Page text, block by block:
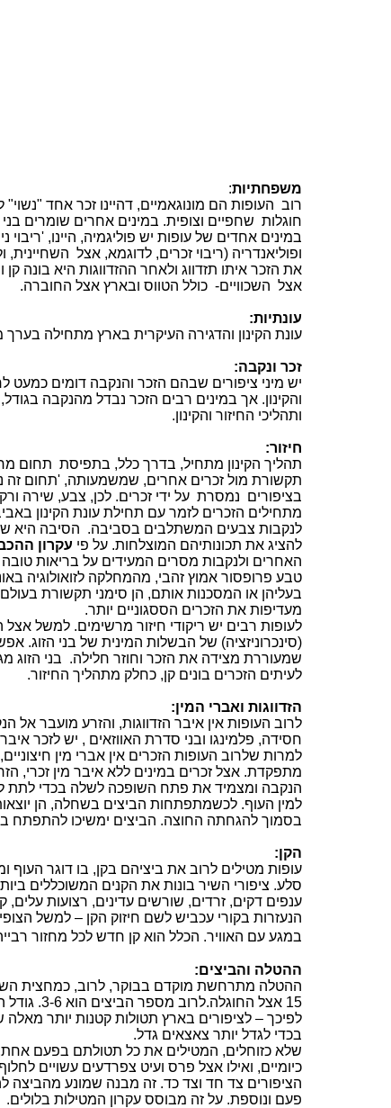
משפחתיות:
רוב העופות הם מונוגאמיים, דהיינו זכר אחד
חוגלות שחפיים וצופית. במינים אחרים שומרים
במינים אחדים של עופות יש פוליגמיה, היינו,
ופוליאנדריה (ריבוי זכרים, לדוגמא, אצל השחיינית,
את הזכר איתו תזדווג ולאחר ההזדווגות היא
אצל השכוויים- כולל הטווס ובארץ אצל החוברה.
עונתיות:
עונת הקינון והדגירה העיקרית בארץ מתחילה בערך
זכר ונקבה:
יש מיני ציפורים שבהם הזכר והנקבה דומים
והקינון. אך במינים רבים הזכר נבדל מהנקבה
ותהליכי החיזור והקינון.
חיזור:
תהליך הקינון מתחיל, בדרך כלל, בתפיסת תחום
תקשורת מול זכרים אחרים, שמשמעותה, 'תחום זה
בציפורים נמסרת על ידי זכרים. לכן, צבע, שירה
מתחילים הזכרים לזמר עם תחילת עונת הקינון
לנקבות צבעים המשתלבים בסביבה. הסיבה היא
להציג את תכונותיהם המוצלחות. על פי עקרון
האחרים ולנקבות מסרים המעידים על בריאות טובה
טבע פרופסור אמוץ זהבי, מהמחלקה לזואולוגיה
בעליהן או המסכנות אותם, הן סימני תקשורת
מעדיפות את הזכרים הססגוניים יותר.
לעופות רבים יש ריקודי חיזור מרשימים. למשל אצל
(סינכרוניזציה) של הבשלות המינית של בני
שמעוררת מצידה את הזכר וחוזר חלילה. בני הזוג
לעיתים הזכרים בונים קן, כחלק מתהליך החיזור.
הזדווגות ואברי המין:
לרוב העופות אין איבר הזדווגות, והזרע מועבר
חסידה, פלמינגו ובני סדרת האווזאים , יש לזכר
למרות שלרוב העופות הזכרים אין אברי מין
מתפקדת. אצל זכרים במינים ללא איבר מין זכרי,
הנקבה ומצמיד את פתח השופכה לשלה בכדי לתת
למין העוף. לכשמתפתחותהביצים בשחלה, הן
בסמוך להגחתה החוצה. הביצים ימשיכו להתפתח ב
הקן:
עופות מטילים לרוב את ביציהם בקן, בו דוגר
סלע. ציפורי השיר בונות את הקנים המשוכללים
ענפים דקים, זרדים, שורשים עדינים, רצועות
הנעזרות בקורי עכביש לשם חיזוק הקן – למשל
במגע עם האוויר. הכלל הוא קן חדש לכל מחזור
ההטלה והביצים:
ההטלה מתרחשת מוקדם בבוקר, לרוב, כמחצית
15 אצל החוגלה.לרוב מספר הביצים הוא 3-6. גודל
לפיכך – לציפורים בארץ תטולותקטנות יותר מאלה
בכדי לגדל יותר צאצאים גדל.
שלא כזוחלים, המטילים את כל תטולתם בפעם אחת,
כיומיים, ואילו אצל פרסועיט צפרדעים עשויים
הציפורים צד חד וצד כד. זה מבנה שמונע מהביצה
פעם ונוספת. על זה מבוסס עקרון המטילות בלולים.